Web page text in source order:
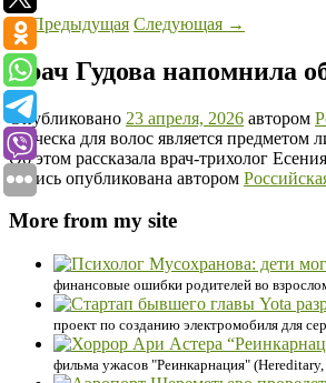
←Предыдущая Следующая →
Врач Гудова напомнила
Опубликовано 23 апреля, 2026 автором
Расческа для волос является
Об этом рассказала врач-трихолог
Запись опубликована автором
More from my site
финансовые ошибки родителей во
проект по созданию электромобиля для
фильма ужасов "Реинкарнация"